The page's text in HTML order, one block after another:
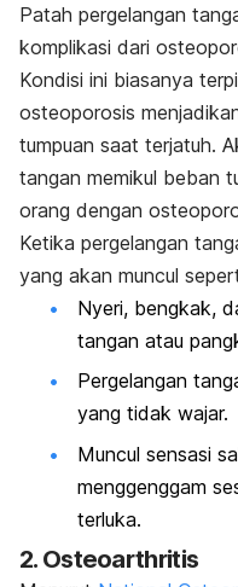
Patah pergelangan
komplikasi dari
Kondisi ini biasanya
osteoporosis
tumpuan saat terjatuh.
tangan memikul beban
orang dengan
Ketika pergelangan
yang akan muncul
Nyeri, bengkak,
tangan atau
Pergelangan
yang tidak wajar.
Muncul sensasi
menggenggam
terluka.
2. Osteoarthritis